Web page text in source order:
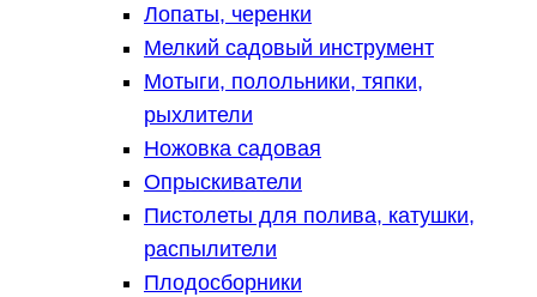
Лопаты, черенки
Мелкий садовый инструмент
Мотыги, полольники, тяпки,
рыхлители
Ножовка садовая
Опрыскиватели
Пистолеты для полива, катушки,
распылители
Плодосборники